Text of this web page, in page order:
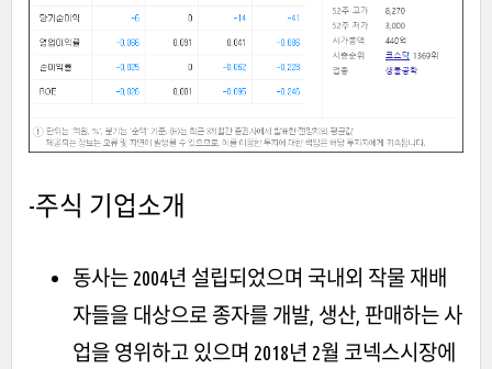
-주식 기업소개
동사는 2004년 설립되었으며 국내외 작물 재배
자들을 대상으로 종자를 개발, 생산, 판매하는 사
업을 영위하고 있으며 2018년 2월 코넥스시장에